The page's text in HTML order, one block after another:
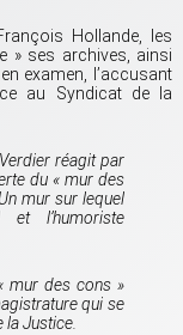
Hollande, les
» ses archives, ainsi
examen, l’accusant
au Syndicat de la
réagit par
du « mur des
mur sur lequel
l’humoriste
mur des cons »
qui se
Justice.